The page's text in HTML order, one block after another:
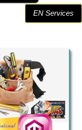
EN Services